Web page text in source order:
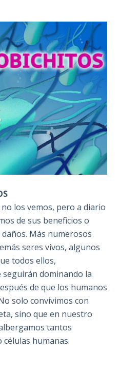
los vemos, pero a diario
de sus beneficios o
Más numerosos
seres vivos, algunos
todos ellos,
dominando la
de que los humanos
solo convivimos con
sino que en nuestro
tantos
humanas.